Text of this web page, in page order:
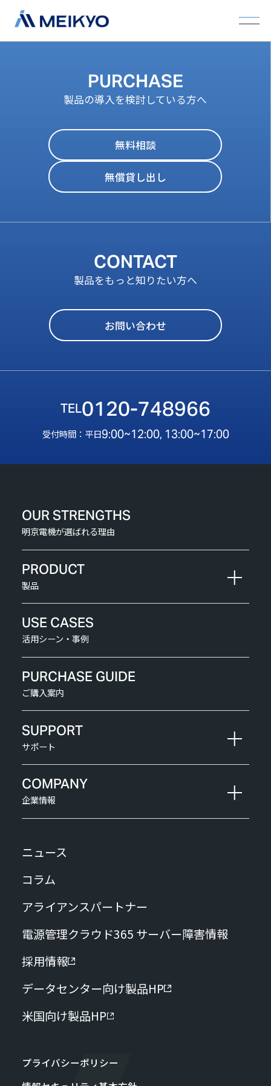
PURCHASE
製品の導入を検討している方へ
無料相談
無償貸し出し
CONTACT
製品をもっと知りたい方へ
お問い合わせ
0120-748966
受付時間：平日9:00~12:00, 13:00~17:00
OUR STRENGTHS
明京電機が選ばれる理由
PRODUCT
製品
USE CASES
活用シーン・事例
PURCHASE GUIDE
ご購入案内
SUPPORT
サポート
COMPANY
企業情報
ニュース
コラム
アライアンスパートナー
電源管理クラウド365 サーバー障害情報
採用情報
データセンター向け製品HP
米国向け製品HP
プライバシーポリシー